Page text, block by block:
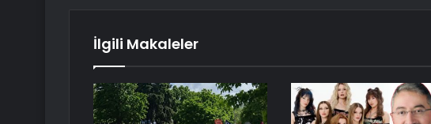
İlgili Makaleler